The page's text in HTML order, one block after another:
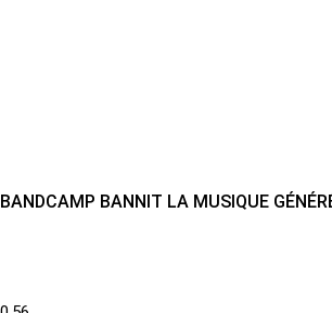
BANDCAMP BANNIT LA MUSIQUE